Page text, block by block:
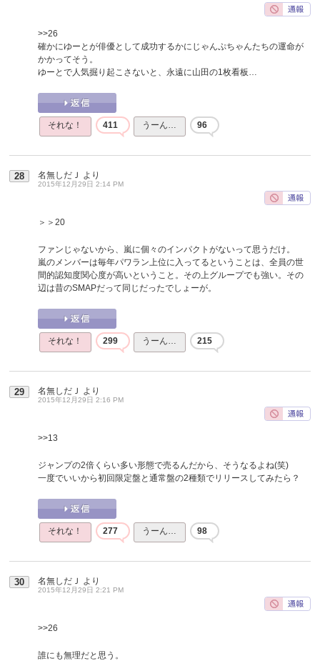
>>26
確かにゆーとが俳優として成功するかにじゃんぷちゃんたちの運命が
かかってそう。
ゆーとで人気掘り起こさないと、永遠に山田の1枚看板…
それな！ 411 うーん… 96
28 名無しだＪ より
2015年12月29日 2:14 PM
＞＞20
ファンじゃないから、嵐に個々のインパクトがないって思うだけ。
嵐のメンバーは毎年パワラン上位に入ってるということは、全員の世
間的認知度関心度が高いということ。その上グループでも強い。その
辺は昔のSMAPだって同じだったでしょーが。
それな！ 299 うーん… 215
29 名無しだＪ より
2015年12月29日 2:16 PM
>>13
ジャンプの2倍くらい多い形態で売るんだから、そうなるよね(笑)
一度でいいから初回限定盤と通常盤の2種類でリリースしてみたら？
それな！ 277 うーん… 98
30 名無しだＪ より
2015年12月29日 2:21 PM
>>26
誰にも無理だと思う。